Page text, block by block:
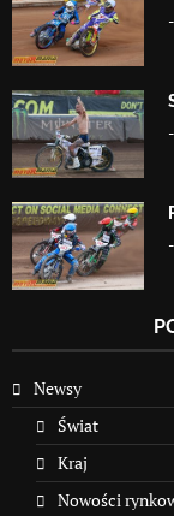
-
-
-
Newsy
Świat
Kraj
Nowości